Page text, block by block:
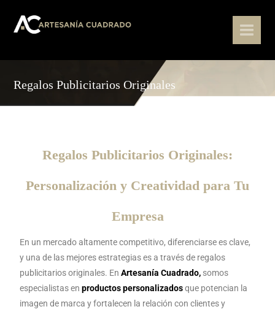
Regalos Publicitarios Originales
Regalos Publicitarios Originales:
Personalización y Creatividad para Tu
Empresa
En un mercado altamente competitivo, diferenciarse es clave,
y una de las mejores estrategias es a través de regalos
publicitarios originales. EnArtesanía Cuadrado, somos
especialistas enproductos personalizadosque potencian la
imagen de marca y fortalecen la relación con clientes y